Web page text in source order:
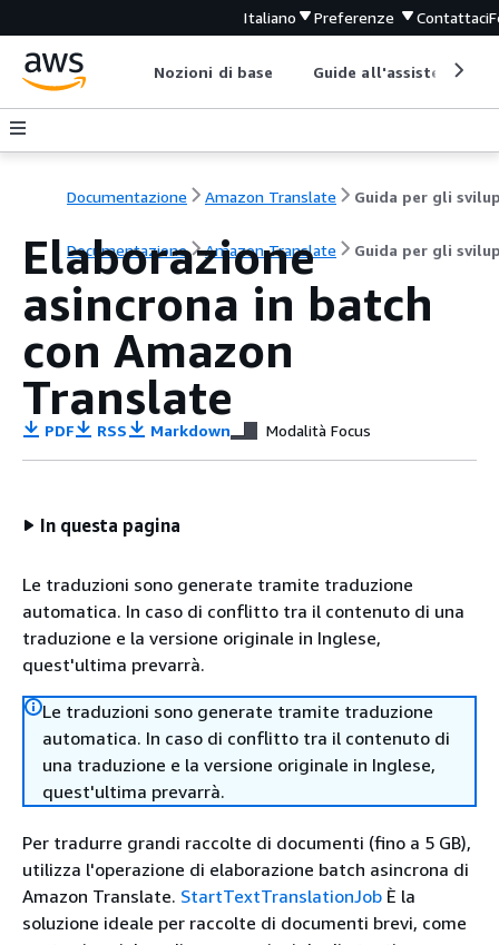
Italiano Preferenze Contattaci
Nozioni di base Guide all'assistenza
Documentazione Amazon Translate
Documentazione Amazon Translate Guida per gli
Elaborazione
asincrona in batch
con Amazon
Translate
PDF RSS Markdown Modalità Focus
In questa pagina
Le traduzioni sono generate tramite traduzione
automatica. In caso di conflitto tra il contenuto di una
traduzione e la versione originale in Inglese,
quest'ultima prevarrà.
Le traduzioni sono generate tramite traduzione
automatica. In caso di conflitto tra il contenuto di
una traduzione e la versione originale in Inglese,
quest'ultima prevarrà.
Per tradurre grandi raccolte di documenti (fino a 5 GB),
utilizza l'operazione di elaborazione batch asincrona di
Amazon Translate. StartTextTranslationJob È la
soluzione ideale per raccolte di documenti brevi, come